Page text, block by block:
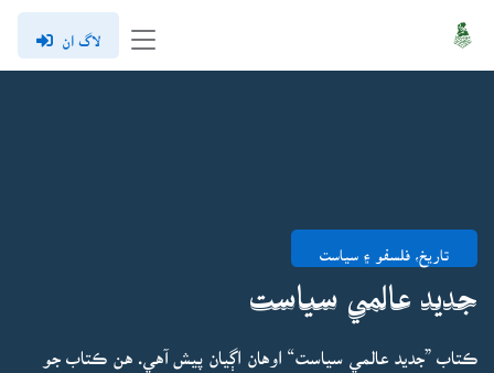
لاگ ان
تاريخ، فلسفو ۽ سياست
جديد عالمي سياست
ڪتاب ”جديد عالمي سياست“ اوهان اڳيان پيش آهي. هن ڪتاب جو